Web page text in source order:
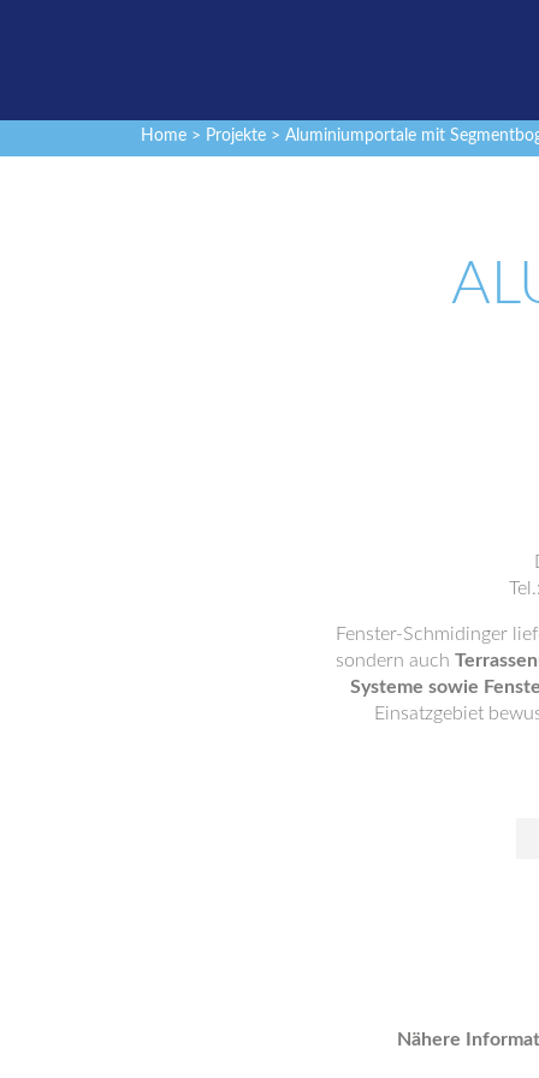
Home > Projekte > Aluminiumportale mit
Fenster-Schmidinger
sondern auch
Systeme sowie
Einsatzgebiet
Nähere